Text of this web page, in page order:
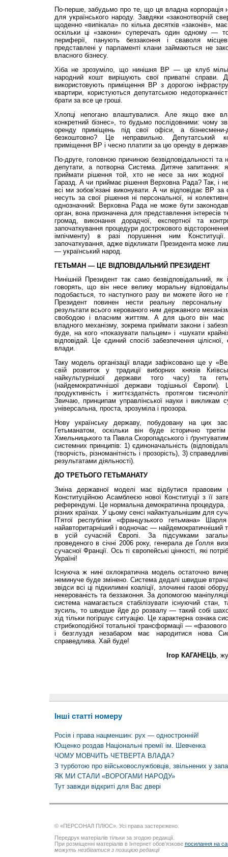
По-перше, забудьмо про те, що ця владна корпорація
для українського народу. Завдяки «законотворчій
щоденно «випікала» по кілька десятків «законів»,
оскільки ці «закони» суперечать один одному —
периферії, панують беззаконня і сваволя
представлені у парламенті клани займаються не
власного бізнесу.
Хіба не зрозуміло, що нинішня ВР — це клуб
народний кошт вирішують свої приватні справи.
використовують приміщення ВР з дорогою
квартири, користуються депутатською
брати за все це гроші.
Хлопці непогано влаштувалися. Але якщо вже
конкретний бізнес», то будьмо послідовними: чому
оренду приміщень під свої офіси, а бізнесмени-
безкоштовно? Це неправильно. Депутатський
приміщення ВР і чесно платити за цю оренду в
По-друге, головною причиною безвідповідальності та
депутати, а потворна Система. Дитяче
приймати рішення той, хто не несе за них жодної
Гаразд. А чи приймає рішення Верховна Рада? Так, і
всі ми зобов’язані виконувати. А чи відповідає ВР
несуть за свої рішення ні персональної, ні
однозначний: Верховна Рада не може бути
орган, вона призначена для представлення інтересів
громад, виконання дорадчої, експертної та
започаткування процедури дострокового
імпічменту) в разі порушення ним
започаткування, адже відкликати Президента може
— український народ.
ГЕТЬМАН — ЦЕ ВІДПОВІДАЛЬНИЙ ПРЕЗИДЕНТ
Нинішній Президент так само безвідповідальний,
говорять, що він несе велику моральну
подобається, то наступного разу ви можете його
Президент повинен нести реальну персональну
результати всього керованого ним державного
свободою і власним життям. А для цього він має
владного механізму, зокрема приймати закони і
буде, на кого «показувати пальцем» і «шукати
відповідай. Це єдиний спосіб забезпечення цілісної,
влади.
Таку модель організації влади зафіксовано ще у
свій розвиток у традиції виборних князів
найкультурнішої держави того часу) та
(найдемократичнішої держави тодішньої
продуктивність і життєздатність протягом
Звичаю, принципам управлінської науки і викликам
універсальна, проста, зрозуміла і прозора.
Нову українську державу, побудовану на цих
Гетьманатом, оскільки він буде історично
Хмельницького та Павла Скоропадського і
системних принципів: 1) єдиноначальність
(творчість, різноманітність і прозорість), 3)
результатами діяльності).
ДО ТРЕТЬОГО ГЕТЬМАНАТУ
Зміна державної моделі має відбутися
Конституційною Асамблеєю нової Конституції з її
референдумі. Це нормальна демократична процедура,
різних країнах. У цьому сенсі найактуальнішим для
П’ятої республіки «французького гетьмана»
найавторитарніший і водночас — найдемократичніший
в усій сучасній Європі. За підсумками
проведеного в січні 2006 року, генерала де Ґолля
сучасної Франції. Ось ті європейські цінності, які
Україні!
Існуюча ж нині охлократична модель остаточно
неминуче буде змінено. Система дедалі швидше
звідси всі ці підкилимні коаліції, злочинні газові
некерованість та беззаконня. За допомогою
система намагається стабілізувати існуючий
зусиль, то швидше йде до розвалу — такий собі
хід тільки погіршує ситуацію. Це характерна ознака
стрибкоподібної тотальної трансформації —
і безглуздя незабаром має народитися нова
справедлива. Хай буде!
Ігор КАГАНЕЦЬ,
Інші статті номеру
Росія і права нацменшин: рух — одностронній!
Ющенко роздав Національні премії ім. Шевченка
ЧОМУ МОВЧИТЬ ЧЕТВЕРТА ВЛАДА?
З турботою про військовослужбовців, звільнених у
ЯК МИ СТАЛИ «ВОРОГАМИ НАРОДУ»
Тут завжди відкриті для Вас двері
© «ПЕРСОНАЛ ПЛЮС». Усі права застережено.
Передрук матеріалів тільки за згодою редакції.
При розміщенні матеріалів в Інтернет обов’язкове посилання на
можуть незбігатися з позицією редакції